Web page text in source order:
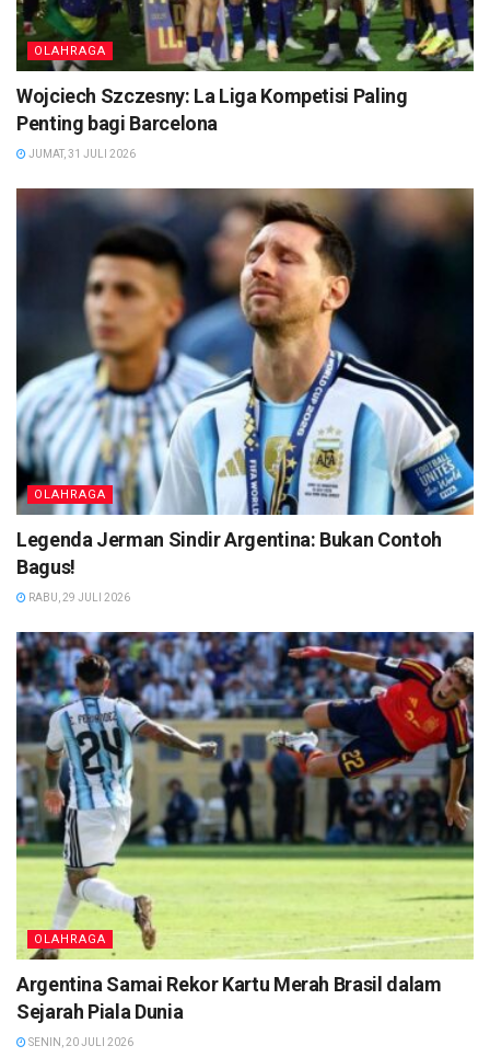
OLAHRAGA
Wojciech Szczesny: La Liga Kompetisi Paling
Penting bagi Barcelona
JUMAT, 31 JULI 2026
OLAHRAGA
Legenda Jerman Sindir Argentina: Bukan Contoh
Bagus!
RABU, 29 JULI 2026
OLAHRAGA
Argentina Samai Rekor Kartu Merah Brasil dalam
Sejarah Piala Dunia
SENIN, 20 JULI 2026